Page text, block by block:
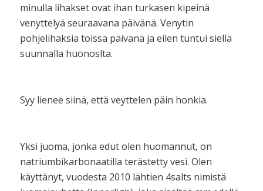
minulla lihakset ovat ihan turkasen kipeinä
venyttelyä seuraavana päivänä. Venytin
pohjelihaksia toissa päivänä ja eilen tuntui siellä
suunnalla huonoslta.
Syy lienee siinä, että veyttelen päin honkia.
Yksi juoma, jonka edut olen huomannut, on
natriumbikarbonaatilla terästetty vesi. Olen
käyttänyt, vuodesta 2010 lähtien 4salts nimistä